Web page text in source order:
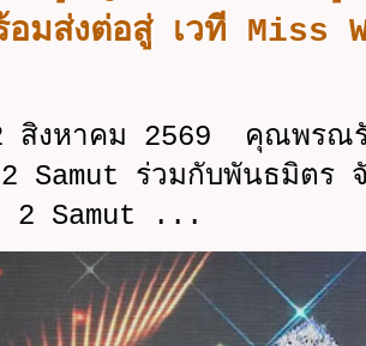
อมส่งต่อสู่ เวที
สิงหาคม 2569 คุณพร
ร่วมกับพันธมิตร จั
2 Samut ...